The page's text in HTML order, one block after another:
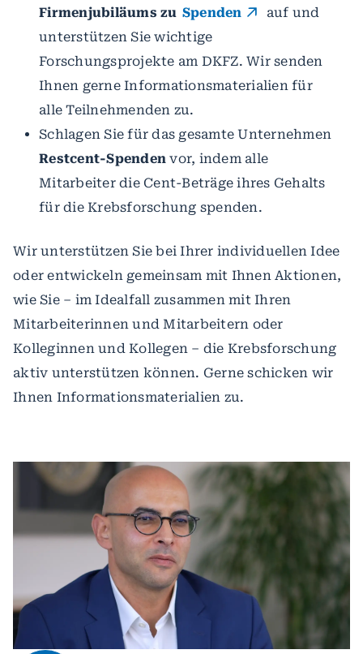
Firmenjubiläums zu Spenden
auf und
unterstützen Sie wichtige
Forschungsprojekte am DKFZ. Wir senden
Ihnen gerne Informationsmaterialien für
alle Teilnehmenden zu.
Schlagen Sie für das gesamte Unternehmen
Restcent-Spenden vor, indem alle
Mitarbeiter die Cent-Beträge ihres Gehalts
für die Krebsforschung spenden.
Wir unterstützen Sie bei Ihrer individuellen Idee
oder entwickeln gemeinsam mit Ihnen Aktionen,
wie Sie – im Idealfall zusammen mit Ihren
Mitarbeiterinnen und Mitarbeitern oder
Kolleginnen und Kollegen – die Krebsforschung
aktiv unterstützen können. Gerne schicken wir
Ihnen Informationsmaterialien zu.
Video öffnen